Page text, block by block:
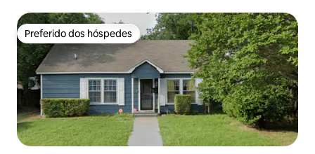
Preferido dos hóspedes
Preferido dos hóspedes